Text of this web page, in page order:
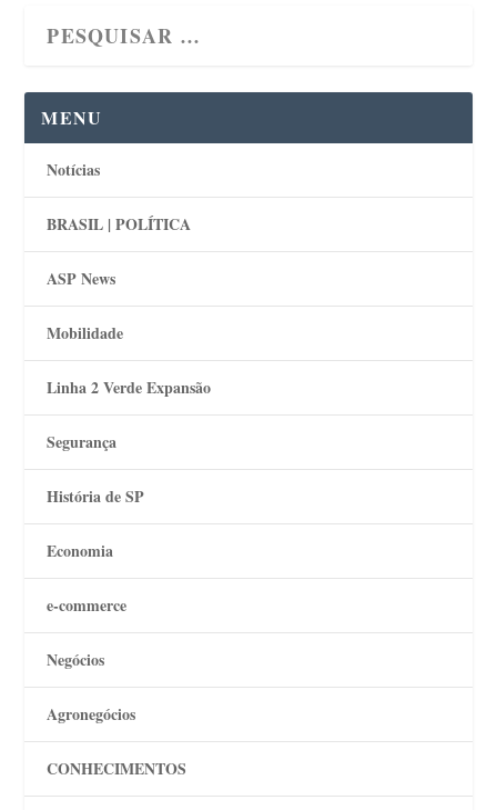
MENU
Notícias
BRASIL | POLÍTICA
ASP News
Mobilidade
Linha 2 Verde Expansão
Segurança
História de SP
Economia
e-commerce
Negócios
Agronegócios
CONHECIMENTOS